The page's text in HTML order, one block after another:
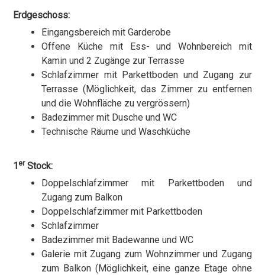
Erdgeschoss:
Eingangsbereich mit Garderobe
Offene Küche mit Ess- und Wohnbereich mit
Kamin und 2 Zugänge zur Terrasse
Schlafzimmer mit Parkettboden und Zugang zur
Terrasse (Möglichkeit, das Zimmer zu entfernen
und die Wohnfläche zu vergrössern)
Badezimmer mit Dusche und WC
Technische Räume und Waschküche
1 erStock:
Doppelschlafzimmer mit Parkettboden und
Zugang zum Balkon
Doppelschlafzimmer mit Parkettboden
Schlafzimmer
Badezimmer mit Badewanne und WC
Galerie mit Zugang zum Wohnzimmer und Zugang
zum Balkon (Möglichkeit, eine ganze Etage ohne